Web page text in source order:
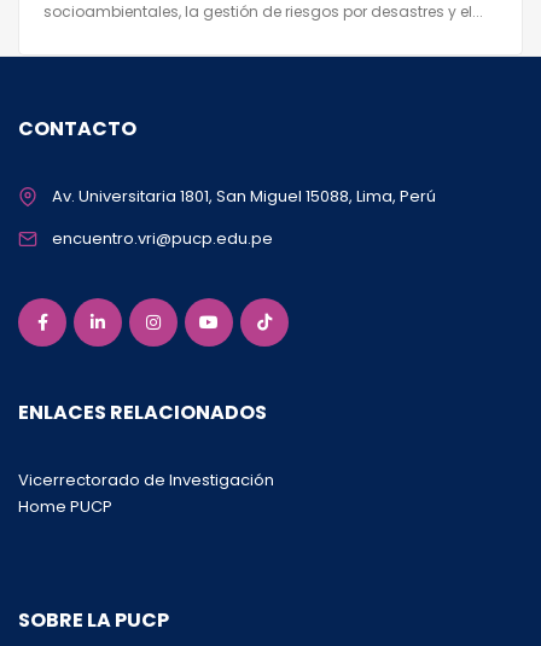
socioambientales, la gestión de riesgos por desastres y el...
CONTACTO
Av. Universitaria 1801, San Miguel 15088, Lima, Perú
encuentro.vri@pucp.edu.pe
ENLACES RELACIONADOS
Vicerrectorado de Investigación
Home PUCP
SOBRE LA PUCP